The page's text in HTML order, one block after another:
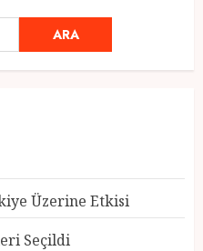
ARA
Üzerine Etkisi
Seçildi